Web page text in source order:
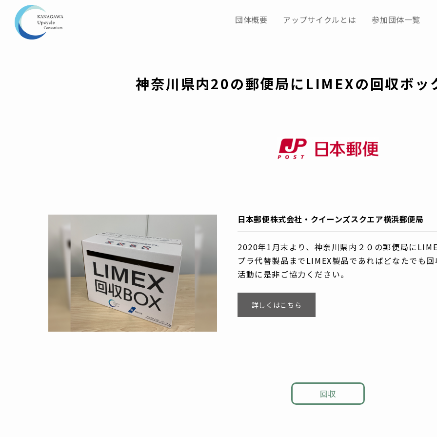
団体概要 アップサイクルとは 参加団体一覧
神奈川県内20の郵便局にLIMEXの回収ボッ
日本郵便株式会社・クイーンズスクエア横浜郵便局
2020年1月末より、神奈川県内２０の郵便局に
プラ代替製品までLIMEX製品であればどなたでも
活動に是非ご協力ください。
詳しくはこちら
回収